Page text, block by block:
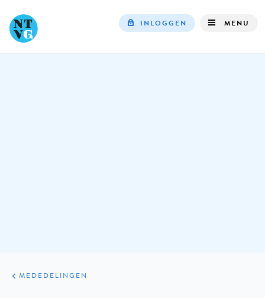
INLOGGEN MENU
ARTIKELEN
VARIA
MEDEDELINGEN